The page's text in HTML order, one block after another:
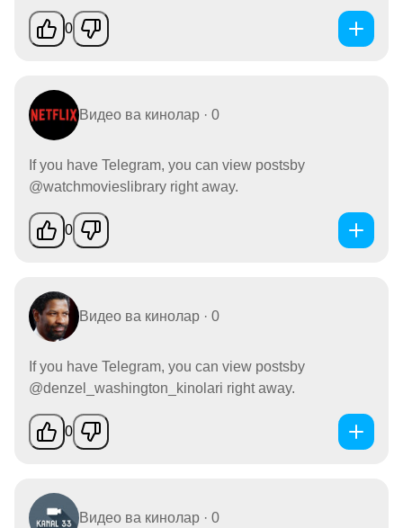
0
Видео ва кинолар · 0
If you have Telegram, you can view postsby
@watchmovieslibrary right away.
0
Видео ва кинолар · 0
If you have Telegram, you can view postsby
@denzel_washington_kinolari right away.
0
Видео ва кинолар · 0